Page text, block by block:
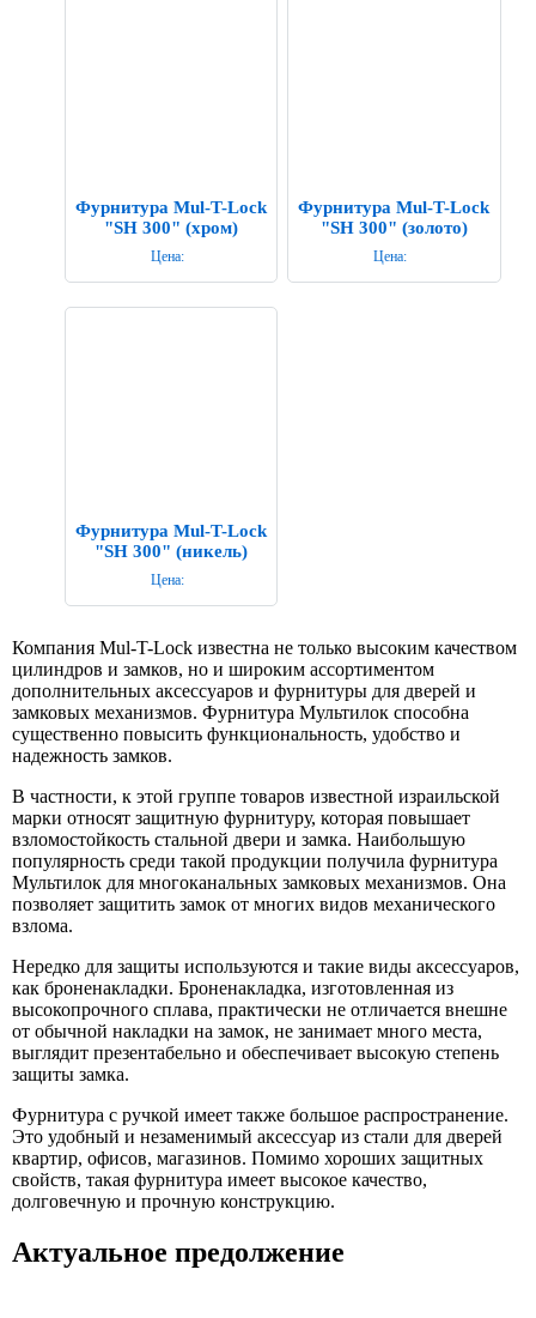
Фурнитура Mul-T-Lock
"SH 300" (хром)
Цена:
Фурнитура Mul-T-Lock
"SH 300" (золото)
Цена:
Фурнитура Mul-T-Lock
"SH 300" (никель)
Цена:
Компания Mul-T-Lock известна не только высоким качеством
цилиндров и замков, но и широким ассортиментом
дополнительных аксессуаров и фурнитуры для дверей и
замковых механизмов. Фурнитура Мультилок способна
существенно повысить функциональность, удобство и
надежность замков.
В частности, к этой группе товаров известной израильской
марки относят защитную фурнитуру, которая повышает
взломостойкость стальной двери и замка. Наибольшую
популярность среди такой продукции получила фурнитура
Мультилок для многоканальных замковых механизмов. Она
позволяет защитить замок от многих видов механического
взлома.
Нередко для защиты используются и такие виды аксессуаров,
как броненакладки. Броненакладка, изготовленная из
высокопрочного сплава, практически не отличается внешне
от обычной накладки на замок, не занимает много места,
выглядит презентабельно и обеспечивает высокую степень
защиты замка.
Фурнитура с ручкой имеет также большое распространение.
Это удобный и незаменимый аксессуар из стали для дверей
квартир, офисов, магазинов. Помимо хороших защитных
свойств, такая фурнитура имеет высокое качество,
долговечную и прочную конструкцию.
Актуальное предолжение